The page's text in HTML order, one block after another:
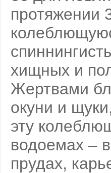
протяжении
хищных и
Жертвами
окуни и
эту
водоемах –
прудах,